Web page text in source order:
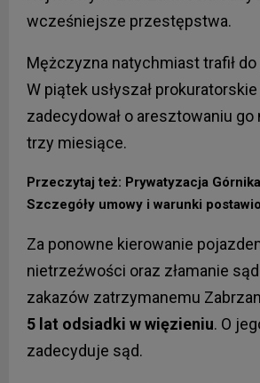
wcześniejsze przestępstwa.
Mężczyzna natychmiast trafił
W piątek usłyszał
zadecydował o aresztowaniu go
trzy miesiące.
Przeczytaj też: Prywatyzacja
Szczegóły umowy i warunki
Za ponowne kierowanie
nietrzeźwości oraz złamanie
zakazów zatrzymanemu
5 lat odsiadki w więzieniu. O
zadecyduje sąd.